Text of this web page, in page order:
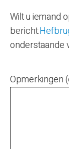
Wilt u iemand
bericht:
onderstaande
Opmerkingen